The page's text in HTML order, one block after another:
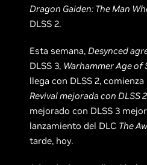
Dragon Gaiden: The Man
DLSS 2.
Esta semana,Desynced
DLSS 3, Warhammer Age of
llega con DLSS 2,
Revival mejorada con DLSS
mejorado con DLSS 3
lanzamiento del DLC The
tarde, hoy.